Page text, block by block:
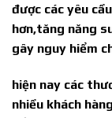
được các yêu
hơn,tăng năng
gây nguy hiểm
hiện nay các
nhiều khách